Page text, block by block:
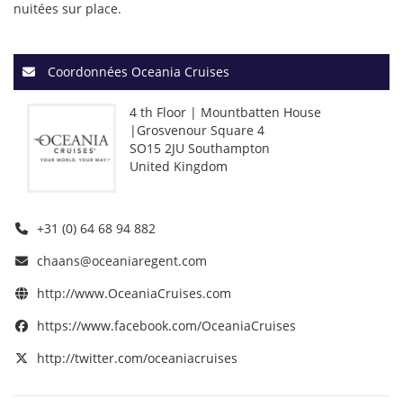
nuitées sur place.
Coordonnées Oceania Cruises
4 th Floor | Mountbatten House
|Grosvenour Square 4
SO15 2JU Southampton
United Kingdom
+31 (0) 64 68 94 882
chaans@oceaniaregent.com
http://www.OceaniaCruises.com
https://www.facebook.com/OceaniaCruises
http://twitter.com/oceaniacruises